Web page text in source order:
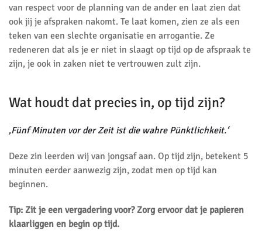
van respect voor de planning van de ander en laat zien dat
ook jij je afspraken nakomt. Te laat komen, zien ze als een
teken van een slechte organisatie en arrogantie. Ze
redeneren dat als je er niet in slaagt op tijd op de afspraak te
zijn, je ook in zaken niet te vertrouwen zult zijn.
Wat houdt dat precies in, op tijd zijn?
‚Fünf Minuten vor der Zeit ist die wahre Pünktlichkeit.‘
Deze zin leerden wij van jongsaf aan. Op tijd zijn, betekent 5
minuten eerder aanwezig zijn, zodat men op tijd kan
beginnen.
Tip: Zit je een vergadering voor? Zorg ervoor dat je papieren
klaarliggen en begin op tijd.